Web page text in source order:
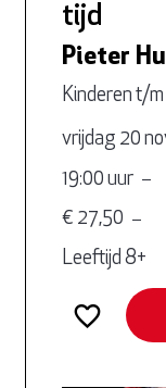
tijd
Pieter
Kinderen t/
vrijdag 20
19:00 uur
€ 27,50
Leeftijd 8+